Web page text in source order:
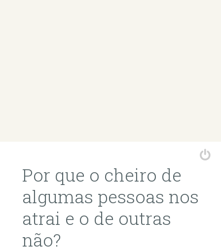
Por que o cheiro de
algumas pessoas nos
atrai e o de outras
não?